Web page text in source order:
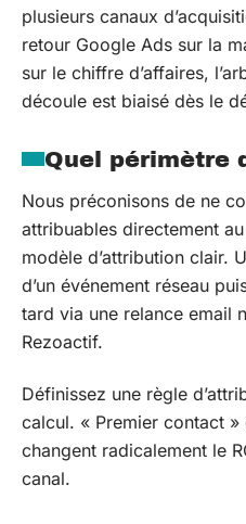
plusieurs canaux
retour Google Ads sur la
sur le chiffre d’affaires,
découle est biaisé dès le
Quel périmètre
Nous préconisons de ne
attribuables directement
modèle d’attribution clair.
d’un événement réseau
tard via une relance email
Rezoactif.
Définissez une règle
calcul. « Premier contact
changent radicalement le
canal.